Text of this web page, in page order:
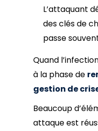
L’attaquant
des clés de
passe
Quand
à la phase de
gestion de
Beaucoup
attaque est